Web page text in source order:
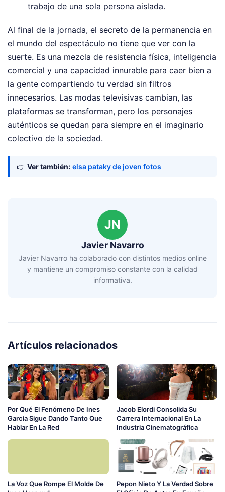
trabajo de una sola persona aislada.
Al final de la jornada, el secreto de la permanencia en
el mundo del espectáculo no tiene que ver con la
suerte. Es una mezcla de resistencia física, inteligencia
comercial y una capacidad innurable para caer bien a
la gente compartiendo tu verdad sin filtros
innecesarios. Las modas televisivas cambian, las
plataformas se transforman, pero los personajes
auténticos se quedan para siempre en el imaginario
colectivo de la sociedad.
👉 Ver también: elsa pataky de joven fotos
JN
Javier Navarro
Javier Navarro ha colaborado con distintos medios online
y mantiene un compromiso constante con la calidad
informativa.
Artículos relacionados
Por Qué El Fenómeno De Ines
Garcia Sigue Dando Tanto Que
Hablar En La Red
Jacob Elordi Consolida Su
Carrera Internacional En La
Industria Cinematográfica
La Voz Que Rompe El Molde De
Pepon Nieto Y La Verdad Sobre